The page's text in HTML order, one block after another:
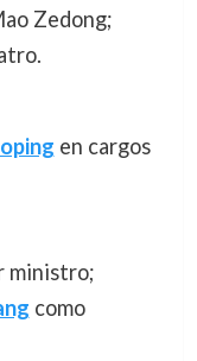
Zedong;
en cargos
ministro;
como